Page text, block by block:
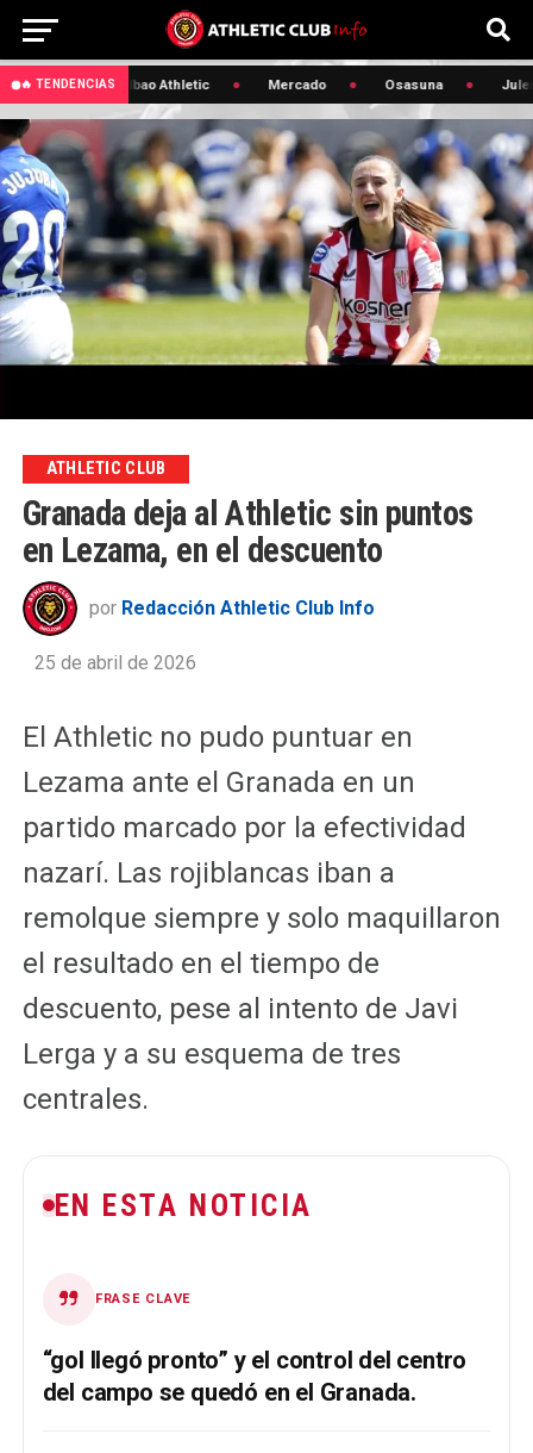
🔥 TENDENCIASBilbao Athletic Mercado Osasuna Julen
ATHLETIC CLUB
Granada deja al Athletic sin puntos
en Lezama, en el descuento
por Redacción Athletic Club Info
25 de abril de 2026
El Athletic no pudo puntuar en
Lezama ante el Granada en un
partido marcado por la efectividad
nazarí. Las rojiblancas iban a
remolque siempre y solo maquillaron
el resultado en el tiempo de
descuento, pese al intento de Javi
Lerga y a su esquema de tres
centrales.
EN ESTA NOTICIA
FRASE CLAVE
“gol llegó pronto” y el control del centro
del campo se quedó en el Granada.